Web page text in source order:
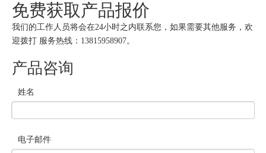
免费获取产品报价
我们的工作人员将会在24小时之内联系您，如果需要其他服务，欢
迎拨打 服务热线：13815958907。
产品咨询
姓名
电子邮件